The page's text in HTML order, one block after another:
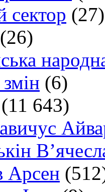
сектор (27)
(26)
(6)
(11 643)
Арсен